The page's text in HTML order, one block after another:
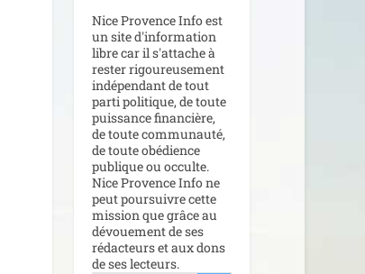
Nice Provence Info est
un site d'information
libre car il s'attache à
rester rigoureusement
indépendant de tout
parti politique, de toute
puissance financière,
de toute communauté,
de toute obédience
publique ou occulte.
Nice Provence Info ne
peut poursuivre cette
mission que grâce au
dévouement de ses
rédacteurs et aux dons
de ses lecteurs.